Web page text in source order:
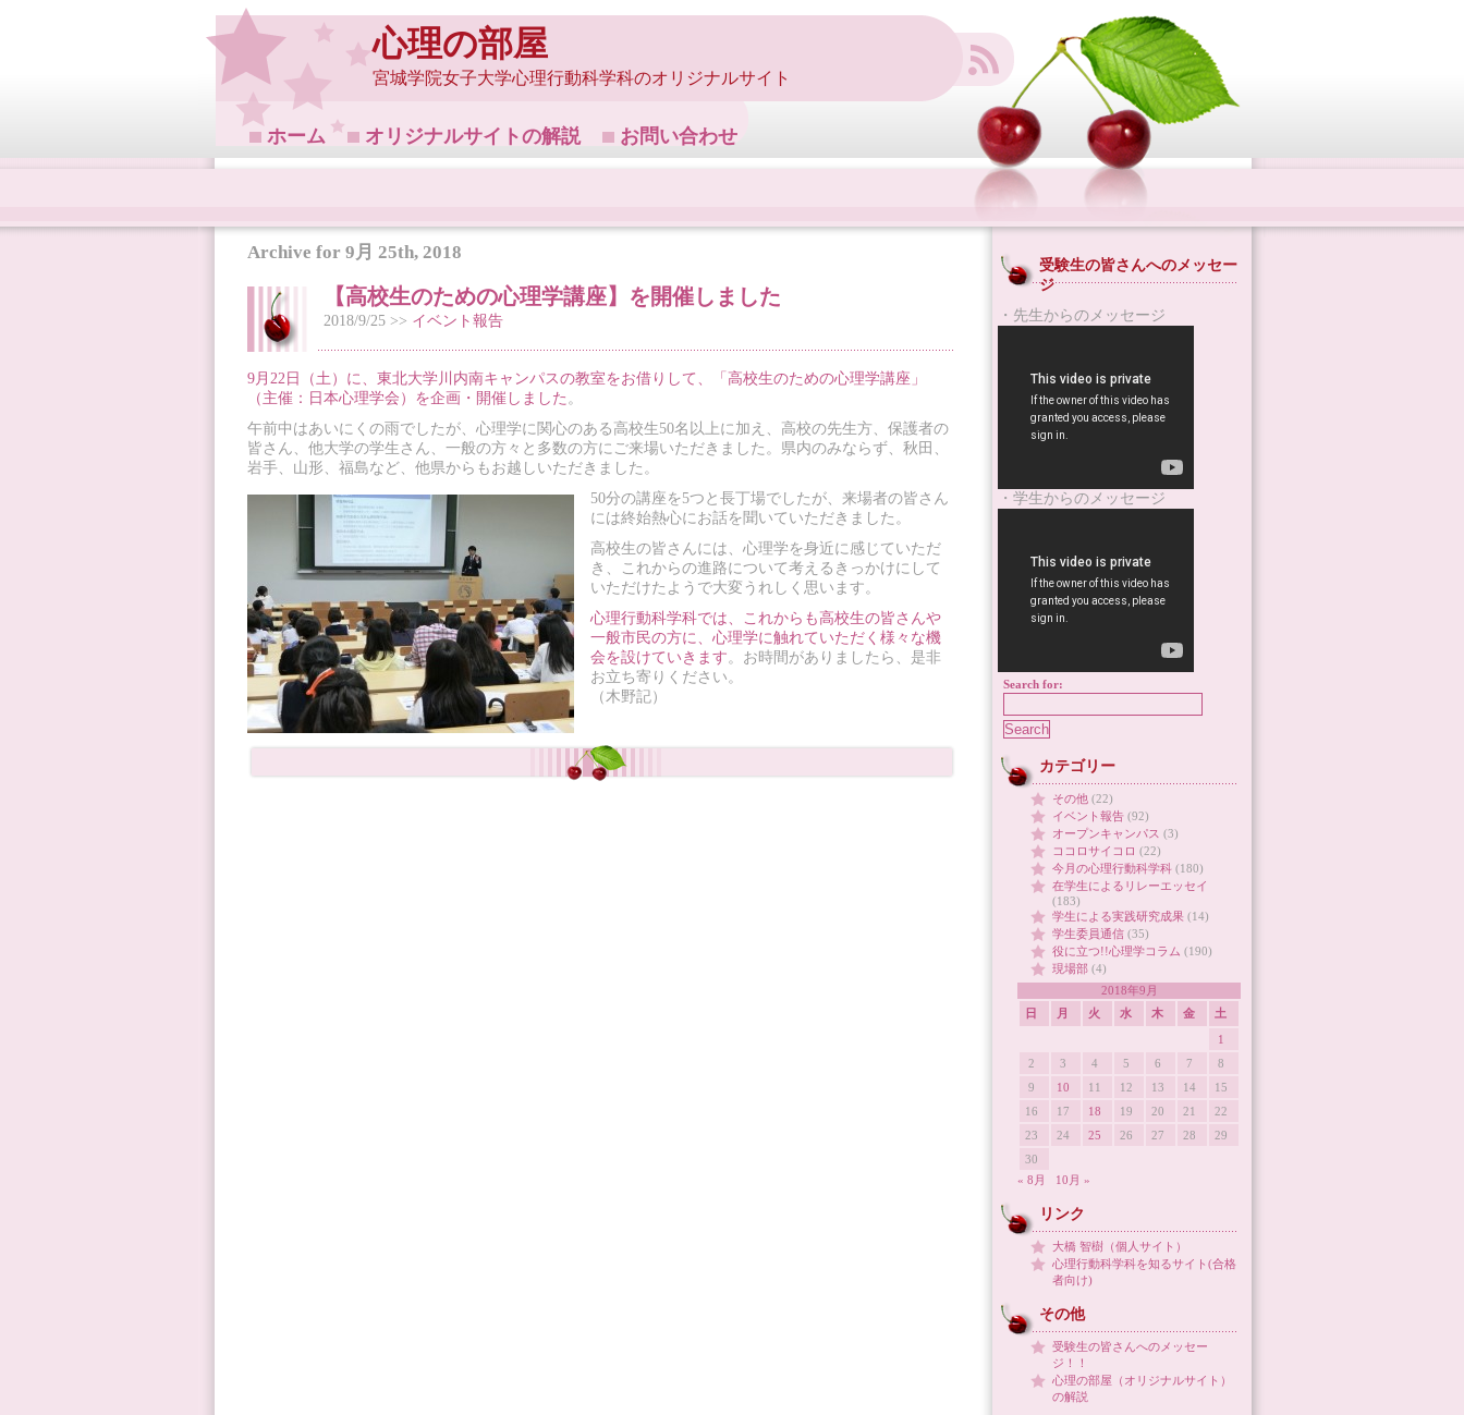
心理の部屋
宮城学院女子大学心理行動科学科のオリジナルサイト
ホーム オリジナルサイトの解説 お問い合わせ
Archive for 9月 25th, 2018
【高校生のための心理学講座】を開催しました
2018/9/25 >> イベント報告
9月22日（土）に、東北大学川内南キャンパスの教室をお借りして、「高校生のための心理学講座」
（主催：日本心理学会）を企画・開催しました 。
午前中はあいにくの雨でしたが、心理学に関心のある高校生50名以上に加え、高校の先生方、保護者の
皆さん、他大学の学生さん、一般の方々と多数の方にご来場いただきました。県内のみならず、秋田、
岩手、山形、福島など、他県からもお越しいただきました。
50分の講座を5つと長丁場でしたが、来場者の皆さん
には終始熱心にお話を聞いていただきました。
高校生の皆さんには、心理学を身近に感じていただ
き、これからの進路について考えるきっかけにして
いただけたようで大変うれしく思います。
心理行動科学科では、これからも高校生の皆さんや
一般市民の方に、心理学に触れていただく様々な機
会を設けていきます。お時間がありましたら、是非
お立ち寄りください。
（木野記）
受験生の皆さんへのメッセー
ジ
・先生からのメッセージ
・学生からのメッセージ
Search for:
カテゴリー
その他 (22)
イベント報告 (92)
オープンキャンパス (3)
ココロサイコロ (22)
今月の心理行動科学科 (180)
在学生によるリレーエッセイ
(183)
学生による実践研究成果 (14)
学生委員通信 (35)
役に立つ!!心理学コラム (190)
現場部 (4)
2018年9月
日
月 火 水 木 金
土
1
2
3 4 5 6 7
8
9
10 11 12 13 14
15
16
17 18 19 20 21
22
23
24 25 26 27 28
29
30
« 8月
10月 »
リンク
大橋 智樹（個人サイト）
心理行動科学科を知るサイト(合格
者向け)
その他
受験生の皆さんへのメッセー
ジ！！
心理の部屋（オリジナルサイト）
の解説